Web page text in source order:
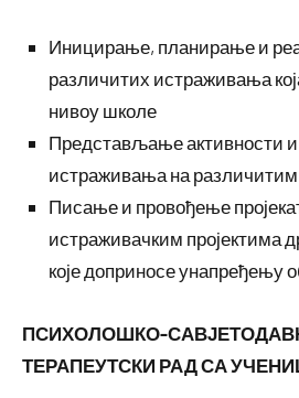
Иницирање, планирање и
различитих истраживања
нивоу школе
Представљање активности и
истраживања на
Писање и провођење
истраживачким пројектима
које доприносе унапређењу
ПСИХОЛОШКО-
ТЕРАПЕУТСКИ РАД СА